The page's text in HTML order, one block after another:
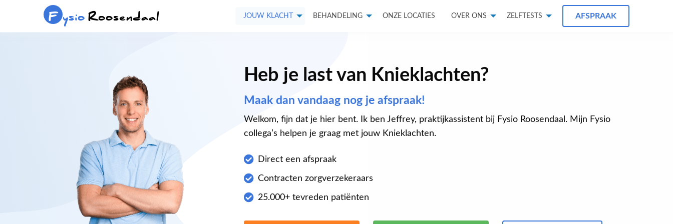
F ysioRoosendaal JOUW KLACHT BEHANDELING ONZE LOCATIES OVER ONS ZELFTESTS AFSPRAAK
Heb je last van Knieklachten?
Maak dan vandaag nog je afspraak!
Welkom, fijn dat je hier bent. Ik ben Jeffrey, praktijkassistent bij Fysio Roosendaal. Mijn Fysio
collega’s helpen je graag met jouw Knieklachten.
Direct een afspraak
Contracten zorgverzekeraars
25.000+ tevreden patiënten